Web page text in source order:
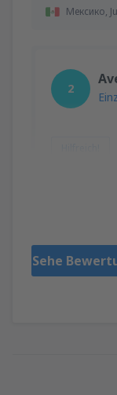
Мексико,
2
Sehe